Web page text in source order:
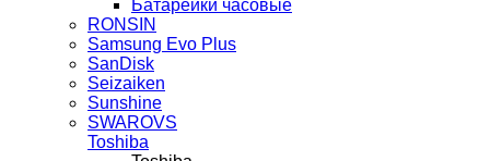
Батарейки часовые
RONSIN
Samsung Evo Plus
SanDisk
Seizaiken
Sunshine
SWAROVS
Toshiba